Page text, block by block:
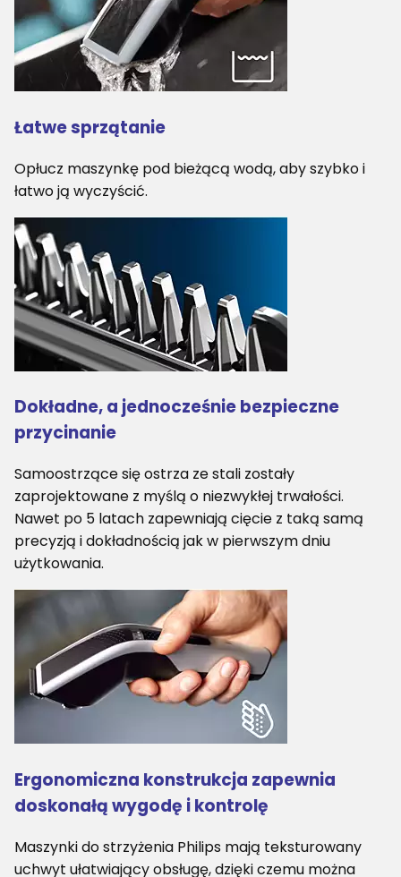
Łatwe sprzątanie
Opłucz maszynkę pod bieżącą wodą, aby szybko i
łatwo ją wyczyścić.
Dokładne, a jednocześnie bezpieczne
przycinanie
Samoostrzące się ostrza ze stali zostały
zaprojektowane z myślą o niezwykłej trwałości.
Nawet po 5 latach zapewniają cięcie z taką samą
precyzją i dokładnością jak w pierwszym dniu
użytkowania.
Ergonomiczna konstrukcja zapewnia
doskonałą wygodę i kontrolę
Maszynki do strzyżenia Philips mają teksturowany
uchwyt ułatwiający obsługę, dzięki czemu można